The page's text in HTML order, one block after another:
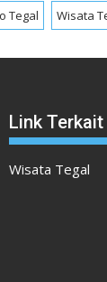
Tegal Wisata
Link Terkait
Wisata Tegal